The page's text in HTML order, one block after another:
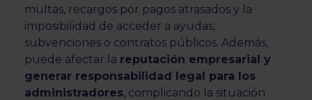
multas, recargos por pagos atrasados y la
imposibilidad de acceder a ayudas,
subvenciones o contratos públicos. Además,
puede afectar la reputación empresarial y
generar responsabilidad legal para los
administradores, complicando la situación